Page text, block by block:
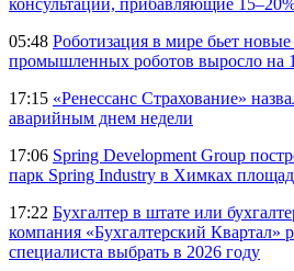
консультации, прибавляющие
05:48 Роботизация в мире бьет
промышленных роботов выросло на
17:15 «Ренессанс Страхование»
аварийным днем недели
17:06 Spring Development Group
парк Spring Industry в Химках
17:22 Бухгалтер в штате или
компания «Бухгалтерский Квартал»
специалиста выбрать в 2026 году